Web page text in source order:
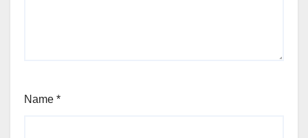
Name *